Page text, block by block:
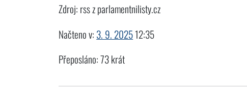
Zdroj: rss z parlamentnilisty.cz
Načteno v: 3. 9. 202512:35
Přeposláno: 73 krát